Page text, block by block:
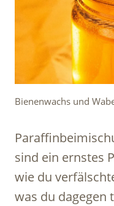
Bienenwachs und
sind ein ernstes
wie du
was du dagegen